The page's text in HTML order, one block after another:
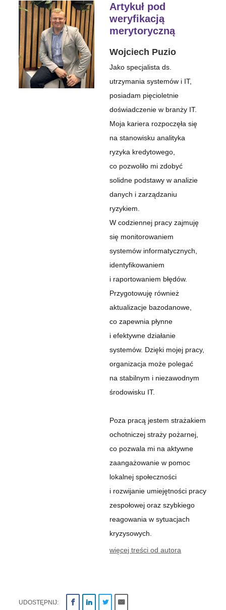
Artykuł pod
weryfikacją
merytoryczną
Wojciech Puzio
Jako specjalista ds.
utrzymania systemów i IT,
posiadam pięcioletnie
doświadczenie w branży IT.
Moja kariera rozpoczęła się
na stanowisku analityka
ryzyka kredytowego,
co pozwoliło mi zdobyć
solidne podstawy w analizie
danych i zarządzaniu
ryzykiem.
W codziennej pracy zajmuję
się monitorowaniem
systemów informatycznych,
identyfikowaniem
i raportowaniem błędów.
Przygotowuję również
aktualizacje bazodanowe,
co zapewnia płynne
i efektywne działanie
systemów. Dzięki mojej pracy,
organizacja może polegać
na stabilnym i niezawodnym
środowisku IT.
Poza pracą jestem strażakiem
ochotniczej straży pożarnej,
co pozwala mi na aktywne
zaangażowanie w pomoc
lokalnej społeczności
i rozwijanie umiejętności pracy
zespołowej oraz szybkiego
reagowania w sytuacjach
kryzysowych.
więcej treści od autora
UDOSTĘPNIJ: